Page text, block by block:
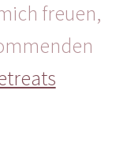
freuen,